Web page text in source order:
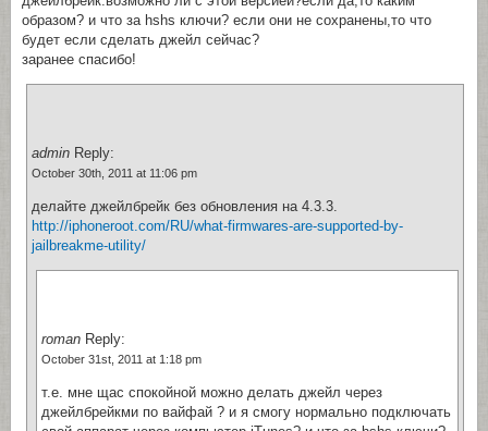
образом? и что за hshs ключи? если они не сохранены,то что
будет если сделать джейл сейчас?
заранее спасибо!
admin Reply:
October 30th, 2011 at 11:06 pm
делайте джейлбрейк без обновления на 4.3.3.
http://iphoneroot.com/RU/what-firmwares-are-supported-by-
jailbreakme-utility/
roman Reply:
October 31st, 2011 at 1:18 pm
т.е. мне щас спокойной можно делать джейл через
джейлбрейкми по вайфай ? и я смогу нормально подключать